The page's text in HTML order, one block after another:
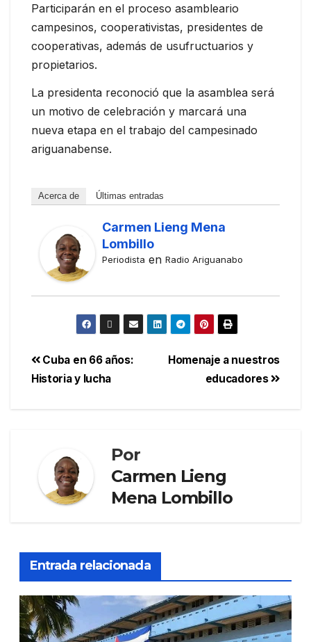
Participarán en el proceso asambleario
campesinos, cooperativistas, presidentes de
cooperativas, además de usufructuarios y
propietarios.
La presidenta reconoció que la asamblea será
un motivo de celebración y marcará una
nueva etapa en el trabajo del campesinado
ariguanabense.
Acerca de Últimas entradas
Carmen Lieng Mena
Lombillo
Periodista en Radio Ariguanabo
Homenaje a nuestros
educadores
Cuba en 66 años:
Historia y lucha
Por
Carmen Lieng
Mena Lombillo
Entrada relacionada